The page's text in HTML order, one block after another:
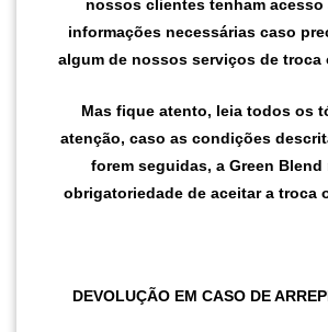
nossos clientes tenham acesso
informações necessárias caso
algum de nossos serviços de troca
Mas fique atento, leia todos os
atenção, caso as condições
forem seguidas, a Green Blend
obrigatoriedade de aceitar a troca
DEVOLUÇÃO EM CASO DE